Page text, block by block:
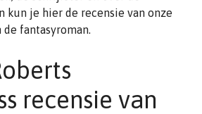
kun je hier de recensie van onze
fantasyroman.
recensie van